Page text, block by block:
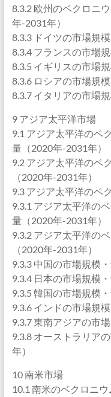
8.3.2 欧州のベクロニ
年-2031年）
8.3.3 ドイツの市場規
8.3.4 フランスの市場
8.3.5 イギリスの市場
8.3.6 ロシアの市場規
8.3.7 イタリアの市場
9 アジア太平洋市場
9.1 アジア太平洋のベ
量（2020年-2031年）
9.2 アジア太平洋のベ
（2020年-2031年）
9.3 アジア太平洋のベ
9.3.1 アジア太平洋の
量（2020年-2031年）
9.3.2 アジア太平洋の
（2020年-2031年）
9.3.3 中国の市場規模
9.3.4 日本の市場規模
9.3.5 韓国の市場規模
9.3.6 インドの市場規
9.3.7 東南アジアの市
9.3.8 オーストラリア
年）
10 南米市場
10.1 南米のベクロニ